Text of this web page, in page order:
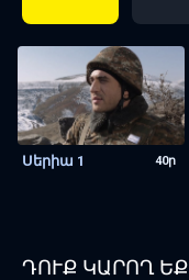
Սերիա 1 40ր
ԴՈՒՔ ԿԱՐՈՂ